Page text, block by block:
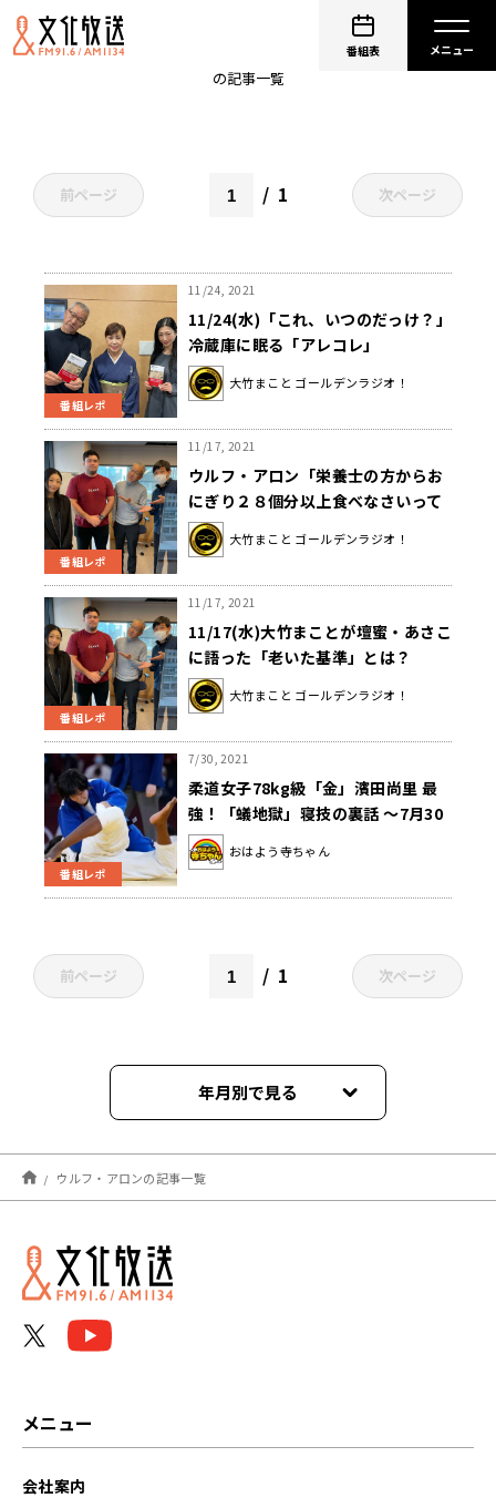
番組表
の記事一覧
前ページ 1 次ページ
番組レポ
11/24, 2021
11/24(水)「これ、いつのだっけ？」
冷蔵庫に眠る「アレコレ」
大竹まこと ゴールデンラジオ！
番組レポ
11/17, 2021
ウルフ・アロン「栄養士の方からお
にぎり２８個分以上食べなさいって
言われて」金メダル獲得の最大の危
機！～11月17日「大竹まこと ゴー
大竹まこと ゴールデンラジオ！
番組レポ
11/17, 2021
11/17(水)大竹まことが壇蜜・あさこ
に語った「老いた基準」とは？
大竹まこと ゴールデンラジオ！
番組レポ
7/30, 2021
柔道女子78kg級「金」濱田尚里 最
強！「蟻地獄」寝技の裏話 ～7月30
日「おはよう寺ちゃん」
おはよう寺ちゃん
前ページ 1 次ページ
年月別で見る
2021年11月
2021年07月
ウルフ・アロンの記事一覧
メニュー
会社案内